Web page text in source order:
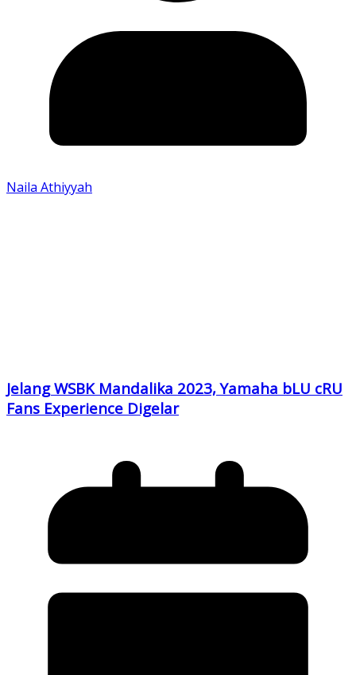
Naila Athiyyah
Jelang WSBK Mandalika 2023, Yamaha bLU cRU
Fans Experience Digelar